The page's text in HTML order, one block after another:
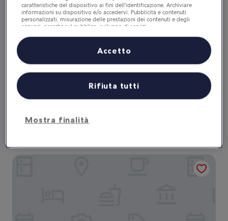
Hotel Beau Rivage
Hotel Beau Rivage
Struttura
a
4.0
Centro città di Nizza
8.6
10,
recensioni)
è
327 €
caratteristiche del dispositivo ai fini dell’identificazione. Archiviare
informazioni su dispositivo e/o accedervi. Pubblicità e contenuti
personalizzati, misurazione delle prestazioni dei contenuti e degli
annunci, ricerche sul pubblico, sviluppo di servizi.
Elenco dei partner (fornitori)
Mostra finalità
Rifiuta tutti
Accetto